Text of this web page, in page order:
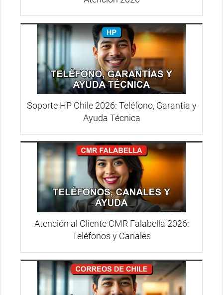
Soporte HP Chile 2026: Teléfono, Garantía y
Ayuda Técnica
Atención al Cliente CMR Falabella 2026:
Teléfonos y Canales